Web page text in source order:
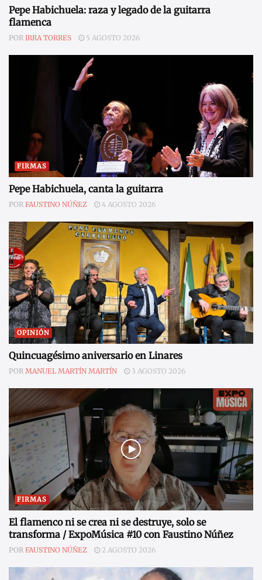
Pepe Habichuela: raza y legado de la guitarra
flamenca
POR IRRA TORRES 5 AGOSTO 2026
FIRMAS
Pepe Habichuela, canta la guitarra
POR FAUSTINO NÚÑEZ 4 AGOSTO 2026
OPINIÓN
Quincuagésimo aniversario en Linares
POR MANUEL MARTÍN MARTÍN 3 AGOSTO 2026
FIRMAS
El flamenco ni se crea ni se destruye, solo se
transforma / ExpoMúsica #10 con Faustino Núñez
POR FAUSTINO NÚÑEZ 2 AGOSTO 2026